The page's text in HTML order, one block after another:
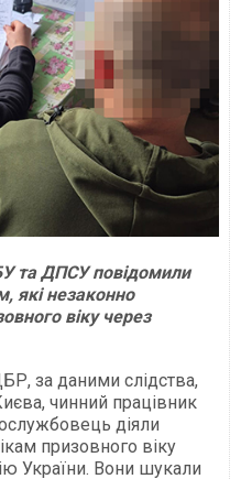
та ДПСУ повідомили
які незаконно
віку через
за даними слідства,
чинний працівник
діяли
призовного віку
України. Вони шукали